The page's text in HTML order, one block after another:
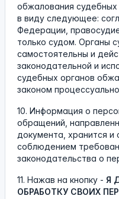
обжалования
в виду следующее:
Федерации,
только судом. Органы
самостоятельны и
законодательной и
судебных органов
законом
10. Информация о
обращений,
документа, хранится и
соблюдением
законодательства о
11. Нажав на кнопку - Я
ОБРАБОТКУ СВОИХ